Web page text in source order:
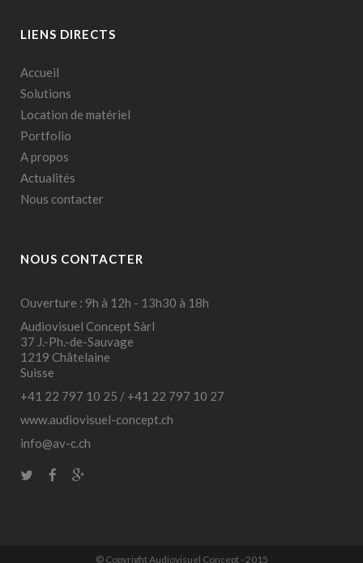
LIENS DIRECTS
Accueil
Solutions
Location de matériel
Portfolio
A propos
Actualités
Nous contacter
NOUS CONTACTER
Ouverture : 9h à 12h - 13h30 à 18h
Audiovisuel Concept Sàrl
37 J.-Ph.-de-Sauvage
1219 Châtelaine
Suisse
+41 22 797 10 25 / +41 22 797 10 27
www.audiovisuel-concept.ch
info@av-c.ch
© Copyright Audiovisuel Concept - 2015